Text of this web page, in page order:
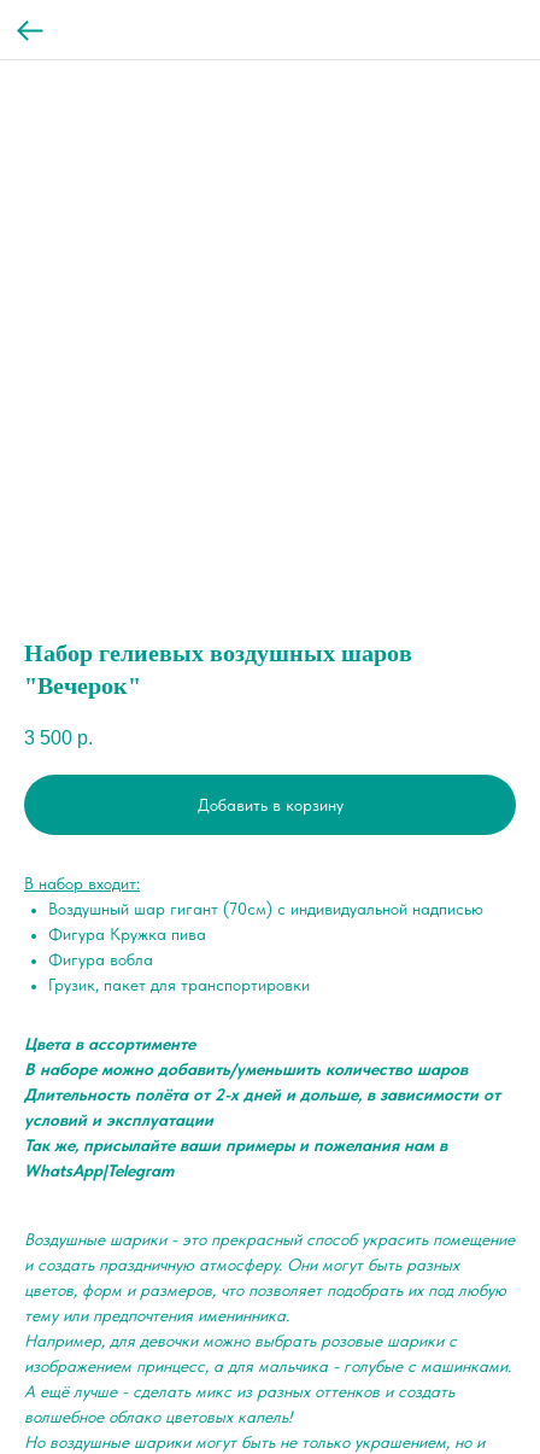
Набор гелиевых воздушных шаров
"Вечерок"
3 500 р.
Добавить в корзину
В набор входит:
Воздушный шар гигант (70см) с индивидуальной надписью
Фигура Кружка пива
Фигура вобла
Грузик, пакет для транспортировки
Цвета в ассортименте
В наборе можно добавить/уменьшить количество шаров
Длительность полёта от 2-х дней и дольше, в зависимости от
условий и эксплуатации
Так же, присылайте ваши примеры и пожелания нам в
WhatsApp|Telegram
Воздушные шарики - это прекрасный способ украсить помещение
и создать праздничную атмосферу. Они могут быть разных
цветов, форм и размеров, что позволяет подобрать их под любую
тему или предпочтения именинника.
Например, для девочки можно выбрать розовые шарики с
изображением принцесс, а для мальчика - голубые с машинками.
А ещё лучше - сделать микс из разных оттенков и создать
волшебное облако цветовых капель!
Но воздушные шарики могут быть не только украшением, но и